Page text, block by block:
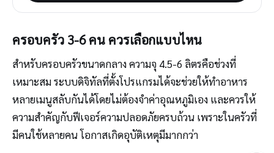
ครอบครัว 3-6 คน ควรเลือกแบบไหน
สำหรับครอบครัวขนาดกลาง ความจุ 4.5-6 ลิตรคือช่วงที่
เหมาะสม ระบบดิจิทัลที่ตั้งโปรแกรมได้จะช่วยให้ทำอาหาร
หลายเมนูสลับกันได้โดยไม่ต้องจำค่าอุณหภูมิเอง และควรให้
ความสำคัญกับฟีเจอร์ความปลอดภัยครบถ้วน เพราะในครัวที่
มีคนใช้หลายคน โอกาสเกิดอุบัติเหตุมีมากกว่า